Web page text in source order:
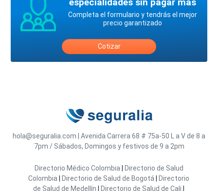
Completa el formulario y tendrás el mejor
precio garantizado
Cotizar
hola@seguralia.com Avenida Carrera 68 # 75a-50
L a V de 8 a
7pm / Sábados, Domingos y festivos de 9 a 2pm
Directorio Médico Colombia
Directorio de Salud
Colombia
Directorio de Salud de Bogotá
Directorio
de Salud de Medellín
Directorio de Salud de Cali